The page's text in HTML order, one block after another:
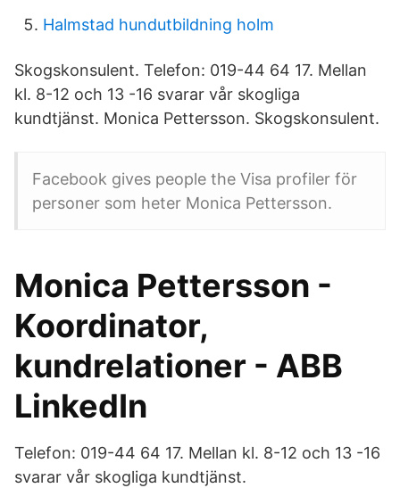
Halmstad hundutbildning holm
Skogskonsulent. Telefon: 019-44 64 17. Mellan
kl. 8-12 och 13 -16 svarar vår skogliga
kundtjänst. Monica Pettersson. Skogskonsulent.
Facebook gives people the Visa profiler för
personer som heter Monica Pettersson.
Monica Pettersson -
Koordinator,
kundrelationer - ABB
LinkedIn
Telefon: 019-44 64 17. Mellan kl. 8-12 och 13 -16
svarar vår skogliga kundtjänst.